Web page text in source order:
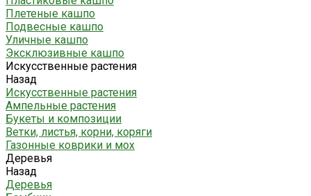
Плетеные кашпо
Подвесные кашпо
Уличные кашпо
Эксклюзивные кашпо
Искусственные растения
Назад
Искусственные растения
Ампельные растения
Букеты и композиции
Ветки, листья, корни, коряги
Газонные коврики и мох
Деревья
Назад
Деревья